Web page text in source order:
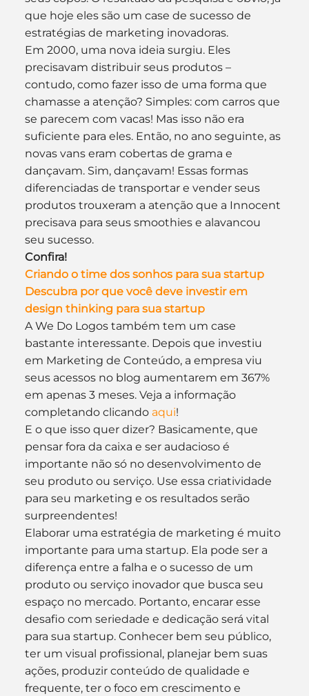
que hoje eles são um case de sucesso de
estratégias de marketing inovadoras.
Em 2000, uma nova ideia surgiu. Eles
precisavam distribuir seus produtos –
contudo, como fazer isso de uma forma que
chamasse a atenção? Simples: com carros que
se parecem com vacas! Mas isso não era
suficiente para eles. Então, no ano seguinte, as
novas vans eram cobertas de grama e
dançavam. Sim, dançavam! Essas formas
diferenciadas de transportar e vender seus
produtos trouxeram a atenção que a Innocent
precisava para seus smoothies e alavancou
seu sucesso.
Confira!
Criando o time dos sonhos para sua startup
Descubra por que você deve investir em
design thinking para sua startup
A We Do Logos também tem um case
bastante interessante. Depois que investiu
em Marketing de Conteúdo, a empresa viu
seus acessos no blog aumentarem em 367%
em apenas 3 meses. Veja a informação
completando clicando aqui!
E o que isso quer dizer? Basicamente, que
pensar fora da caixa e ser audacioso é
importante não só no desenvolvimento de
seu produto ou serviço. Use essa criatividade
para seu marketing e os resultados serão
surpreendentes!
Elaborar uma estratégia de marketing é muito
importante para uma startup. Ela pode ser a
diferença entre a falha e o sucesso de um
produto ou serviço inovador que busca seu
espaço no mercado. Portanto, encarar esse
desafio com seriedade e dedicação será vital
para sua startup. Conhecer bem seu público,
ter um visual profissional, planejar bem suas
ações, produzir conteúdo de qualidade e
frequente, ter o foco em crescimento e